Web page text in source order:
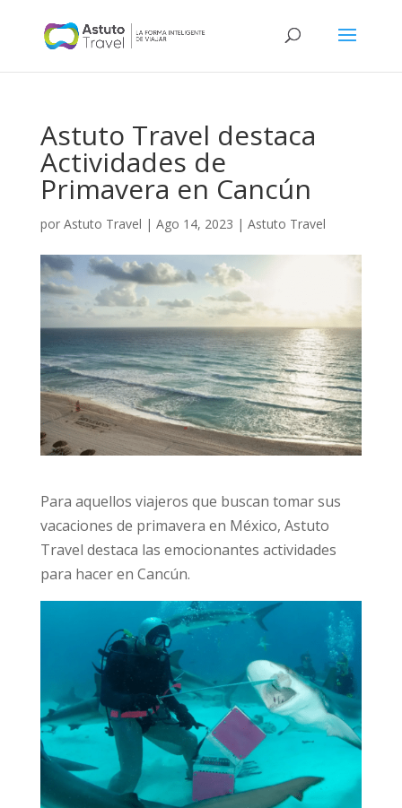
Astuto Travel destaca
Actividades de
Primavera en Cancún
por Astuto Travel | Ago 14, 2023 | Astuto Travel
Para aquellos viajeros que buscan tomar sus
vacaciones de primavera en México, Astuto
Travel destaca las emocionantes actividades
para hacer en Cancún.